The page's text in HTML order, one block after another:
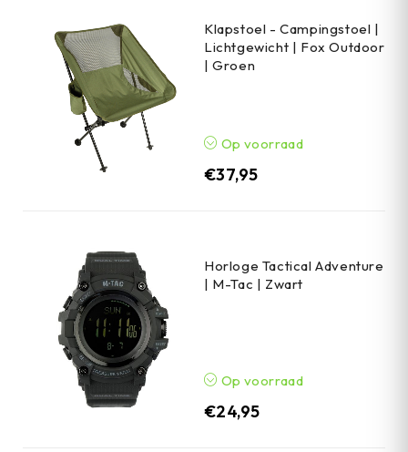
Klapstoel - Campingstoel |
Lichtgewicht | Fox Outdoor
| Groen
Op voorraad
€37,95
Horloge Tactical Adventure
| M-Tac | Zwart
Op voorraad
€24,95